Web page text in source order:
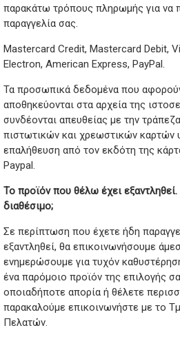
παρακάτω τρόπους πληρωμής για να
παραγγελία σας.
Mastercard Credit, Mastercard Debit,
Electron, American Express, PayPal.
Τα προσωπικά δεδομένα που
αποθηκεύονται στα αρχεία της
συνδέονται απευθείας με την
πιστωτικών και χρεωστικών καρτών
επαλήθευση από τον εκδότη της
Paypal.
Το προϊόν που θέλω έχει εξαντληθεί.
διαθέσιμο;
Σε περίπτωση που έχετε ήδη
εξαντληθεί, θα επικοινωνήσουμε
ενημερώσουμε για τυχόν
ένα παρόμοιο προϊόν της επιλογής
οποιαδήποτε απορία ή θέλετε
παρακαλούμε επικοινωνήστε με το
Πελατών.